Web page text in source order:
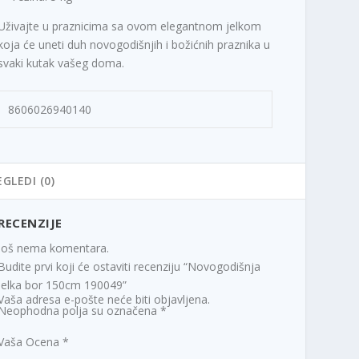
u praznicima sa ovom elegantnom jelkom
će uneti duh novogodišnjih i božićnih praznika u
kutak vašeg doma.
8606026940140
(0)
nema komentara.
prvi koji će ostaviti recenziju “Novogodišnja
bor 150cm 190049”
adresa e-pošte neće biti objavljena.
polja su označena*
Ocena*